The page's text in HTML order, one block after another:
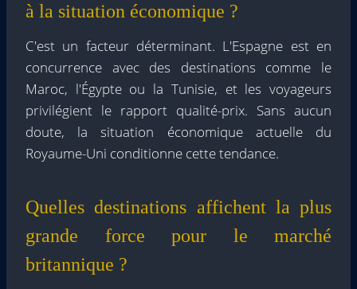
à la situation économique ?
C'est un facteur déterminant. L'Espagne est en
concurrence avec des destinations comme le
Maroc, l'Égypte ou la Tunisie, et les voyageurs
privilégient le rapport qualité-prix. Sans aucun
doute, la situation économique actuelle du
Royaume-Uni conditionne cette tendance.
Quelles destinations affichent la plus
grande force pour le marché
britannique ?